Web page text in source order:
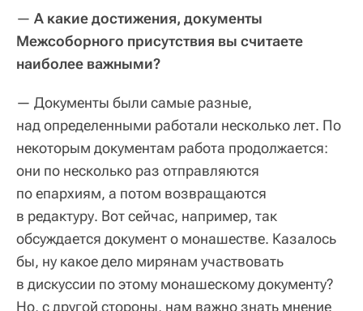
— А какие достижения, документы
Межсоборного присутствия вы считаете
наиболее важными?
— Документы были самые разные,
над определенными работали несколько лет. По
некоторым документам работа продолжается:
они по несколько раз отправляются
по епархиям, а потом возвращаются
в редактуру. Вот сейчас, например, так
обсуждается документ о монашестве. Казалось
бы, ну какое дело мирянам участвовать
в дискуссии по этому монашескому документу?
Но, с другой стороны, нам важно знать мнение